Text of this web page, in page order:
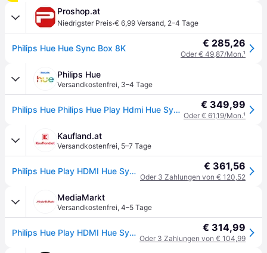
Proshop.at
Niedrigster Preis·€ 6,99 Versand, 2–4 Tage
Philips Hue Hue Sync Box 8K € 285,26
Oder € 49,87/Mon.¹
Philips Hue
Versandkostenfrei, 3–4 Tage
Philips Hue Philips Hue Play Hdmi Hue Sync Box 8k € 349,99
Oder € 61,19/Mon.¹
Kaufland.at
Versandkostenfrei, 5–7 Tage
Philips Hue Play HDMI Hue Sync Box 8K, Kabellos, Bluetooth, Schwarz, IP20, Metall, Synthetik, II € 361,56
Oder 3 Zahlungen von € 120,52
MediaMarkt
Versandkostenfrei, 4–5 Tage
Philips Hue Play HDMI Hue Sync Box 8K - Schwarz € 314,99
Oder 3 Zahlungen von € 104,99